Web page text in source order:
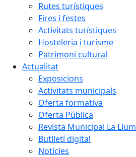
Rutes turístiques
Fires i festes
Activitats turístiques
Hosteleria i turísme
Patrimoni cultural
Actualitat
Exposicions
Activitats municipals
Oferta formativa
Oferta Pública
Revista Municipal La Llum
Butlletí digital
Notícies